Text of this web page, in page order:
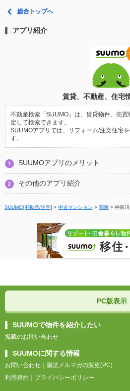
総合トップへ
アプリ紹介
賃貸、不動産、住宅
不動産検索「SUUMO」は、賃貸物件、売
定して検索できます。
SUUMOアプリでは、リフォーム/注文住宅
す。
1 SUUMOアプリのメリット
2 その他のアプリ紹介
SUUMO[不動産/住宅] > 中古マンション > 関東 > 神奈
PC版表示
SUUMOで物件を紹介したい
掲載のお問い合わせ
SUUMOに関する情報
お問い合わせ ｜ 購読メルマガの変更(PC)
利用規約 ｜ プライバシーポリシー